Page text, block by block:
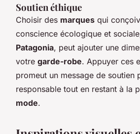
Soutien éthique
Choisir des marques qui
conscience écologique et
Patagonia, peut ajouter une
votre garde-robe. Appuyer ces
promeut un message de soutien
responsable tout en restant à la
mode.